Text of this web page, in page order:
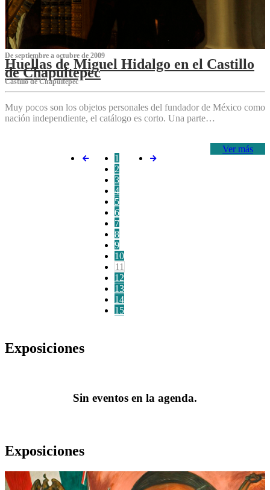
De septiembre a octubre de 2009
Huellas de Miguel Hidalgo en el Castillo
de Chapultepec
Castillo de Chapultepec
Muy pocos son los objetos personales del fundador de México como
nación independiente, el catálogo es corto. Una parte…
Ver más
1
2
3
4
5
6
7
8
9
10
11
12
13
14
15
Exposiciones
Sin eventos en la agenda.
Exposiciones